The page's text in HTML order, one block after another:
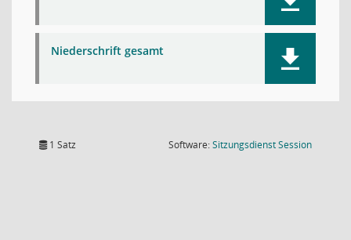
Niederschrift gesamt
1 Satz Software:SitzungsdienstSession(Wird in